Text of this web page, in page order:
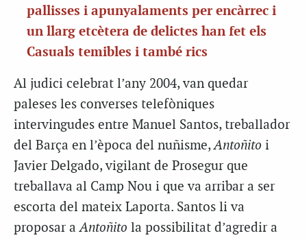
pallisses i apunyalaments per encàrrec i
un llarg etcètera de delictes han fet els
Casuals temibles i també rics
Al judici celebrat l’any 2004, van quedar
paleses les converses telefòniques
intervingudes entre Manuel Santos, treballador
del Barça en l’època del nuñisme,Antoñito i
Javier Delgado, vigilant de Prosegur que
treballava al Camp Nou i que va arribar a ser
escorta del mateix Laporta. Santos li va
proposar aAntoñito la possibilitat d’agredir a